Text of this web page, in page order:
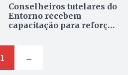
Conselheiros tutelares do
Entorno recebem
capacitação para reforçar
adolescentes
1
→